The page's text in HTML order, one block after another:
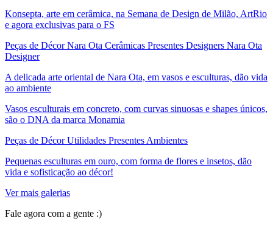
Konsepta, arte em cerâmica, na Semana de Design de Milão, ArtRio
e agora exclusivas para o FS
Peças de Décor Nara Ota Cerâmicas Presentes Designers Nara Ota
Designer
A delicada arte oriental de Nara Ota, em vasos e esculturas, dão vida
ao ambiente
Vasos esculturais em concreto, com curvas sinuosas e shapes únicos,
são o DNA da marca Monamia
Peças de Décor Utilidades Presentes Ambientes
Pequenas esculturas em ouro, com forma de flores e insetos, dão
vida e sofisticação ao décor!
Ver mais galerias
Fale agora com a gente :)